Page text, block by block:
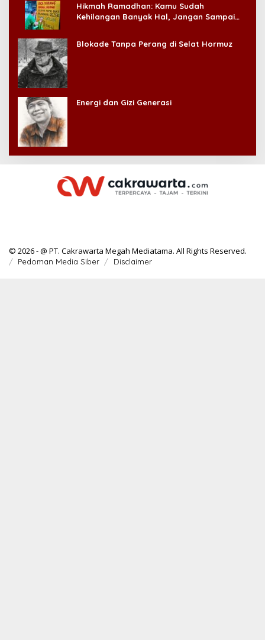
Hikmah Ramadhan: Kamu Sudah
Kehilangan Banyak Hal, Jangan Sampai
Blokade Tanpa Perang di Selat Hormuz
Energi dan Gizi Generasi
© 2026 - @ PT. Cakrawarta Megah Mediatama. All Rights Reserved.
Pedoman Media Siber Disclaimer